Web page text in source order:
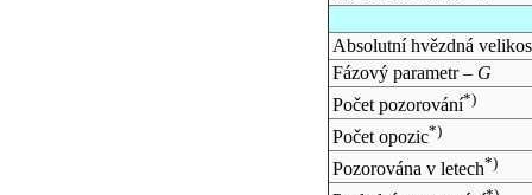
Absolutní hvězdná
Fázový parametr – G
Počet pozorování*)
Počet opozic*)
Pozorována v letech*)